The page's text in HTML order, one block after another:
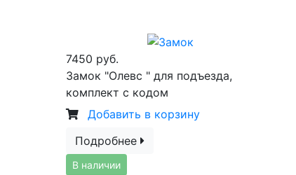
7450 руб.
Замок "Олевс " для подъезда,
комплект с кодом
Добавить в корзину
Подробнее
В наличии